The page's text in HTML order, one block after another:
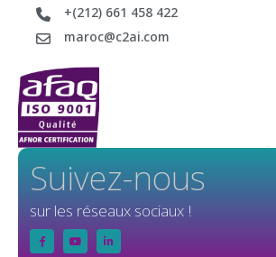
+(212) 661 458 422
maroc@c2ai.com
Suivez-nous
sur les réseaux sociaux !